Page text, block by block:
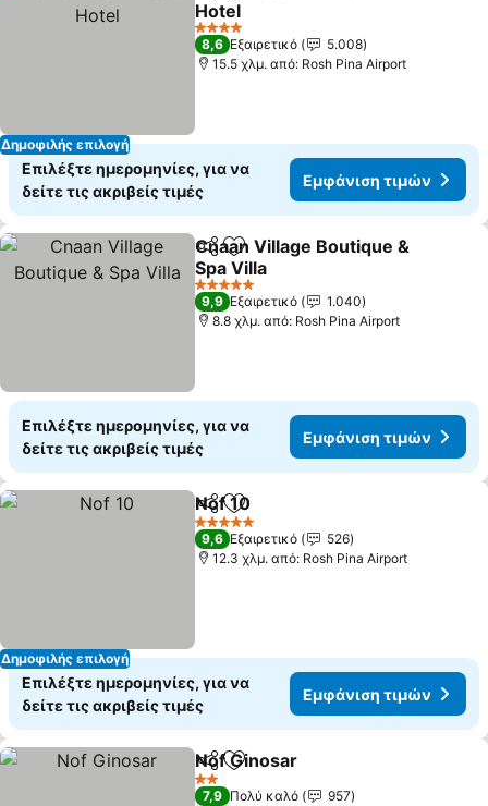
Δημοφιλής επιλογή
Hotel
Εμφάνιση τιμών
4 Αστέρια
8,6 Εξαιρετικό
5.008
15.5 χλμ. από: Rosh Pina Airport
Επιλέξτε ημερομηνίες, για να
δείτε τις ακριβείς τιμές
Εμφάνιση τιμών
Κοινοποίηση
Προσθήκη στα αγαπημένα
Cnaan Village Boutique &
Spa Villa
Εμφάνιση τιμών
5 Αστέρια
9,9 Εξαιρετικό
1.040
8.8 χλμ. από: Rosh Pina Airport
Επιλέξτε ημερομηνίες, για να
δείτε τις ακριβείς τιμές
Εμφάνιση τιμών
Δημοφιλής επιλογή
Κοινοποίηση
Προσθήκη στα αγαπημένα
Nof 10
5 Αστέρια
9,6 Εξαιρετικό
526
12.3 χλμ. από: Rosh Pina Airport
Επιλέξτε ημερομηνίες, για να
δείτε τις ακριβείς τιμές
Εμφάνιση τιμών
Κοινοποίηση
Προσθήκη στα αγαπημένα
Nof Ginosar
2 Αστέρια
7,9 Πολύ καλό 957